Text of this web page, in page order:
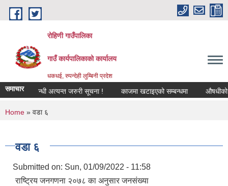
Skip to main content
रोहिणी गाउँपालिका
गाउँ कार्यपालिकाको कार्यालय
धकधई, रुपन्देही लुम्बिनी प्रदेश
समाचारसम्बन्धी अत्यन्त जरुरी सूचना ! काजमा खटाइएको सम्बन्धमा औषधीको
You are here
Home » वडा ६
वडा ६
Submitted on: Sun, 01/09/2022 - 11:58
राष्ट्रिय जनगणना २०७८ का अनुसार जनसंख्या